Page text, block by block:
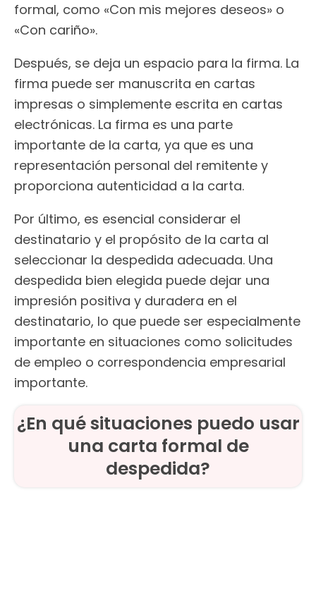
formal, como «Con mis mejores deseos» o
«Con cariño».
Después, se deja un espacio para la firma. La
firma puede ser manuscrita en cartas
impresas o simplemente escrita en cartas
electrónicas. La firma es una parte
importante de la carta, ya que es una
representación personal del remitente y
proporciona autenticidad a la carta.
Por último, es esencial considerar el
destinatario y el propósito de la carta al
seleccionar la despedida adecuada. Una
despedida bien elegida puede dejar una
impresión positiva y duradera en el
destinatario, lo que puede ser especialmente
importante en situaciones como solicitudes
de empleo o correspondencia empresarial
importante.
¿En qué situaciones puedo usar
una carta formal de
despedida?